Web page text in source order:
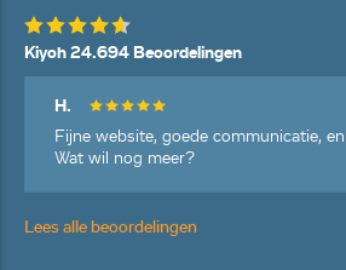
Kiyoh 24.694 Beoordelingen
H.
Fijne website, goede communicatie,
Wat wil nog meer?
Lees alle beoordelingen